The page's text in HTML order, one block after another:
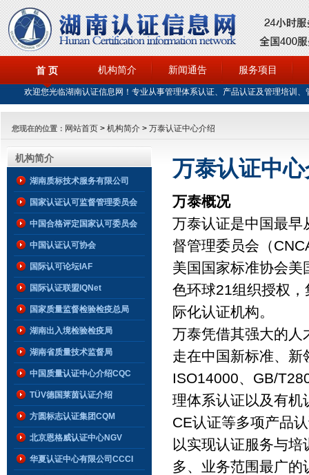
首 页
欢迎您光临湖南认证信息网！专业从事管理体系认证、产品认证及管理培训
机构简介 新闻通告 服务项目
您现在的位置： 网站首页 > 机构简介 > 万泰认证中心介绍
机构简介
湖南质标技术服务有限公司
国家认证认可监督管理委员会
CNCA简介
中国合格评定国家认可委员会
中国认证认可协会
国际认可论坛IAF
国际认证联盟IQNet
国家质量监督检验检疫总局
湖南出入境检验检疫局
湖南省质量技术监督局
中国质量认证中心介绍CQC
TÜV德国莱茵认证介绍
方圆标志认证集团CQM
北京恩格威认证中心NGV
华夏认证中心有限公司CCCI
万泰认证中
万泰概况
万泰认证是中国最早
督管理委员会（
美国国家标准协会美
色环球21组织授权
际化认证机构。
万泰凭借其强大的人
走在中国新标准、
ISO14000、GB/
理体系认证以及有机
CE认证等多项产品
以实现认证服务与
多、业务范围最广的